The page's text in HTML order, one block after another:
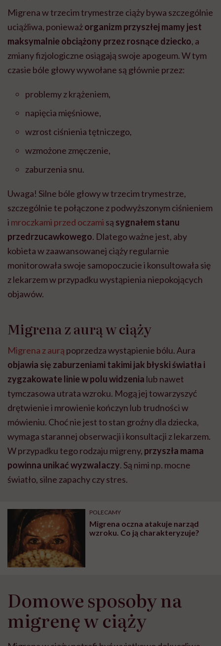
Migrena w trzecim trymestrze ciąży bywa szczególnie
uciążliwa, ponieważorganizm przyszłej mamy jest
maksymalnie obciążony przez rosnące dziecko, a
zmiany fizjologiczne osiągają swoje apogeum. W tym
czasie bóle głowy wywołane są głównie przez:
problemy z krążeniem,
napięcia mięśniowe,
wzrost ciśnienia tętniczego,
wzmożone zmęczenie,
zaburzenia snu.
Uwaga! Silne bóle głowy w trzecim trymestrze,
szczególnie te połączone z podwyższonym ciśnieniem
i mroczkami przed oczami są sygnałem stanu
przedrzucawkowego. Dlatego ważne jest, aby
kobieta w zaawansowanej ciąży regularnie
monitorowała swoje samopoczucie i konsultowała się
z lekarzem w przypadku wystąpienia niepokojących
objawów.
Migrena z aurą w ciąży
Migrena z aurą poprzedza wystąpienie bólu. Aura
objawia się zaburzeniami takimi jak błyski światła i
zygzakowate linie w polu widzenia lub nawet
tymczasowa utrata wzroku. Mogą jej towarzyszyć
drętwienie i mrowienie kończyn lub trudności w
mówieniu. Choć nie jest to stan groźny dla dziecka,
wymaga starannej obserwacji i konsultacji z lekarzem.
W przypadku tego rodzaju migreny, przyszła mama
powinna unikać wyzwalaczy. Są nimi np. mocne
światło, silne zapachy czy stres.
POLECAMY
Migrena oczna atakuje narząd
wzroku. Co ją charakteryzuje?
Domowe sposoby na
migrenę w ciąży